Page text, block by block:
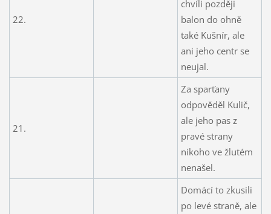
22.
chvíli později
balon do ohně
také Kušnír, ale
ani jeho centr se
neujal.
21.
Za sparťany
odpověděl Kulič,
ale jeho pas z
pravé strany
nikoho ve žlutém
nenašel.
Domácí to zkusili
po levé straně, ale